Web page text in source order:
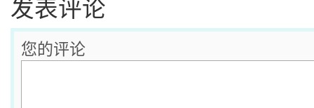
发表评论
您的评论